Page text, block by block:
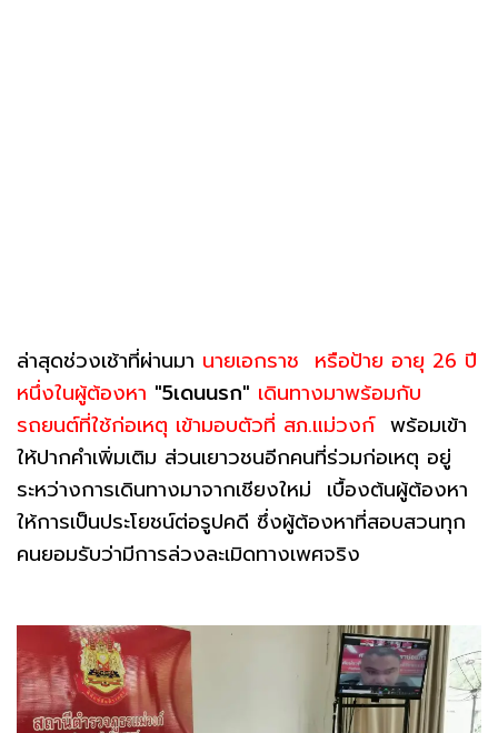
ล่าสุดช่วงเช้าที่ผ่านมา นายเอกราช หรือป้าย อายุ 26 ปี
หนึ่งในผู้ต้องหา "5เดนนรก" เดินทางมาพร้อมกับ
รถยนต์ที่ใช้ก่อเหตุ เข้ามอบตัวที่ สภ.แม่วงก์พร้อมเข้า
ให้ปากคำเพิ่มเติม ส่วนเยาวชนอีกคนที่ร่วมก่อเหตุ อยู่
ระหว่างการเดินทางมาจากเชียงใหม่ เบื้องต้นผู้ต้องหา
ให้การเป็นประโยชน์ต่อรูปคดี ซึ่งผู้ต้องหาที่สอบสวนทุก
คนยอมรับว่ามีการล่วงละเมิดทางเพศจริง